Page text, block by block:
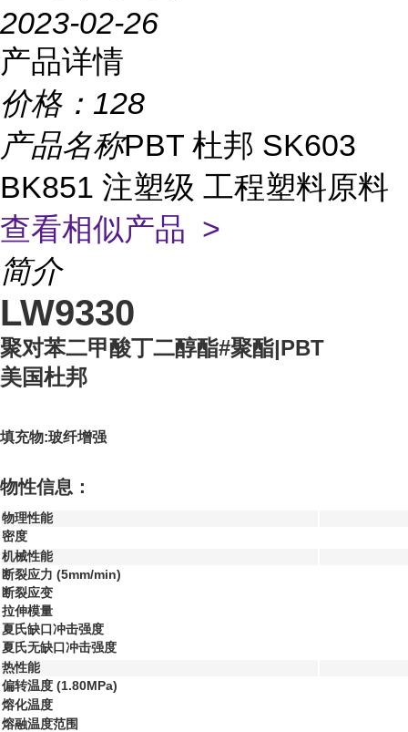
2023-02-26
产品详情
价格： 128
产品名称PBT 杜邦 SK603
BK851 注塑级 工程塑料原料
查看相似产品 >
简介
LW9330
聚对苯二甲酸丁二醇酯#聚酯|PBT
美国杜邦
填充物:玻纤增强
物性信息：
物理性能
密度
机械性能
断裂应力 (5mm/min)
断裂应变
拉伸模量
夏氏缺口冲击强度
夏氏无缺口冲击强度
热性能
偏转温度 (1.80MPa)
熔化温度
熔融温度范围